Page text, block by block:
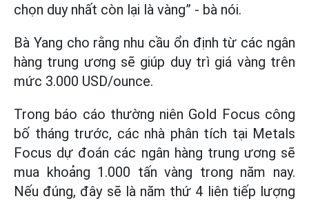
chọn duy nhất còn lại là vàng” - bà nói.
Bà Yang cho rằng nhu cầu ổn định từ các ngân
hàng trung ương sẽ giúp duy trì giá vàng trên
mức 3.000 USD/ounce.
Trong báo cáo thường niên Gold Focus công
bố tháng trước, các nhà phân tích tại Metals
Focus dự đoán các ngân hàng trung ương sẽ
mua khoảng 1.000 tấn vàng trong năm nay.
Nếu đúng, đây sẽ là năm thứ 4 liên tiếp lượng